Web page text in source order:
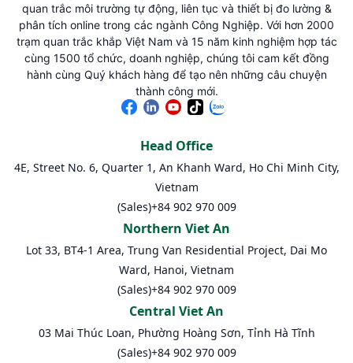
quan trắc môi trường tự động, liên tục và thiết bị đo lường &
phân tích online trong các ngành Công Nghiệp. Với hơn 2000
trạm quan trắc khắp Việt Nam và 15 năm kinh nghiệm hợp tác
cùng 1500 tổ chức, doanh nghiệp, chúng tôi cam kết đồng
hành cùng Quý khách hàng để tạo nên những câu chuyện
thành công mới.
Head Office
4E, Street No. 6, Quarter 1, An Khanh Ward, Ho Chi Minh City,
Vietnam
(Sales)+84 902 970 009
Northern Viet An
Lot 33, BT4-1 Area, Trung Van Residential Project, Dai Mo
Ward, Hanoi, Vietnam
(Sales)+84 902 970 009
Central Viet An
03 Mai Thúc Loan, Phường Hoàng Sơn, Tỉnh Hà Tĩnh
(Sales)+84 902 970 009